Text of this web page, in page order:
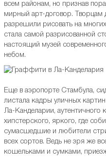
всем районам, но признав
мирный арт-договор. Творцам
разрешили рисовать на
стала самой разрисованной
настоящий музей
небом.
Еще в аэропорте Стамбула,
листала кадры уличных
Ла-Канделарии, аутентичного
хипстерского, яркого, где
сумасшедшие и любители
всех сортов. Ведь не зря же
кошельками и сумками,